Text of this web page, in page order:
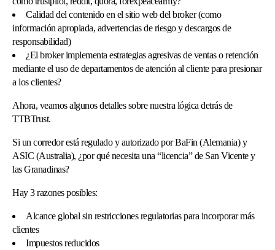
Calidad del contenido en el sitio web del broker (como
información apropiada, advertencias de riesgo y descargos de
responsabilidad)
¿El broker implementa estrategias agresivas de ventas o retención
mediante el uso de departamentos de atención al cliente para presionar
a los clientes?
Ahora, veamos algunos detalles sobre nuestra lógica detrás de
TTBTrust.
Si un corredor está regulado y autorizado por BaFin (Alemania) y
ASIC (Australia), ¿por qué necesita una “licencia” de San Vicente y
las Granadinas?
Hay 3 razones posibles:
Alcance global sin restricciones regulatorias para incorporar más
clientes
Impuestos reducidos